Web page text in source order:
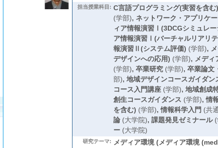
担当授業科目: C言語プログラミング(実習を含む)
(学部), ネットワーク・アプリケ
ィア情報演習Ⅰ(3DCGシミュレー
ア情報演習Ⅰ(バーチャルリアリ
報演習Ⅱ(システム評価) (学部),
デザインへの応用) (学部), メディ
(学部), 卒業研究(学部), 卒業論文
部), 地域デザインコースガイダン
コース入門講座(学部), 地域創成
創生コースガイダンス (学部),情
を含む) (学部),情報科学入門 (共
論(大学院), 課題発見ゼミナール(
ー(大学院)
研究テーマ:
メディア環境 (メディア環境